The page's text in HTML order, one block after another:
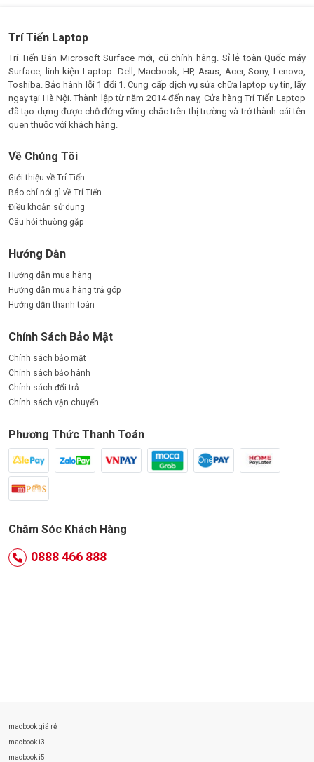
Trí Tiến Laptop
Trí Tiến Bán Microsoft Surface mới, cũ chính hãng. Sỉ lẻ toàn Quốc máy
Surface, linh kiện Laptop: Dell, Macbook, HP, Asus, Acer, Sony, Lenovo,
Toshiba. Bảo hành lỗi 1 đổi 1. Cung cấp dịch vụ sửa chữa laptop uy tín, lấy
ngay tại Hà Nội. Thành lập từ năm 2014 đến nay, Cửa hàng Trí Tiến Laptop
đã tạo dựng được chỗ đứng vững chắc trên thị trường và trở thành cái tên
quen thuộc với khách hàng.
Về Chúng Tôi
Giới thiệu về Trí Tiến
Báo chí nói gì về Trí Tiến
Điều khoản sử dụng
Câu hỏi thường gặp
Hướng Dẫn
Hướng dẫn mua hàng
Hướng dẫn mua hàng trả góp
Hướng dẫn thanh toán
Chính Sách Bảo Mật
Chính sách bảo mật
Chính sách bảo hành
Chính sách đổi trả
Chính sách vận chuyển
Phương Thức Thanh Toán
Chăm Sóc Khách Hàng
0888 466 888
macbook giá rẻ
macbook i3
macbook i5